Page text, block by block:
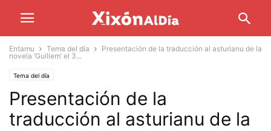
Entamu Tema del día
Presentación de la traducción al asturianu de la
novela ‘Guillem’ el 3...
Tema del día
Presentación de la
traducción al asturianu de la